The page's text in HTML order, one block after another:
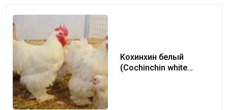
Кохинхин белый
(Cochinchin white